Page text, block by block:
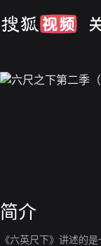
简介
《六英尺下》讲述的